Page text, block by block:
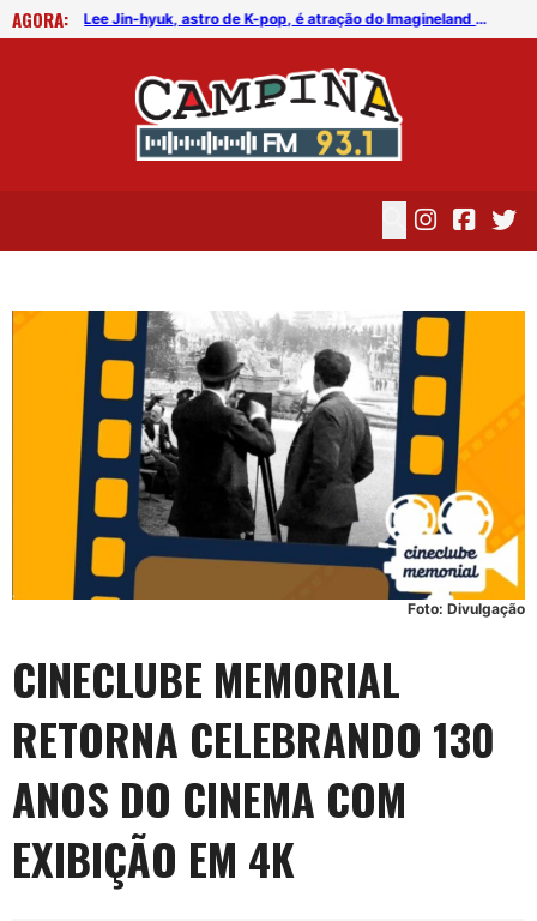
AGORA:
FICG trará Diogo Nogueira, Othon Bastos, Kell Smith e Antônio Nóbrega Lee Jin-hyuk, astro de K-pop, é atração do Imagineland On The Road 2026
Foto: Divulgação
CINECLUBE MEMORIAL
RETORNA CELEBRANDO 130
ANOS DO CINEMA COM
EXIBIÇÃO EM 4K